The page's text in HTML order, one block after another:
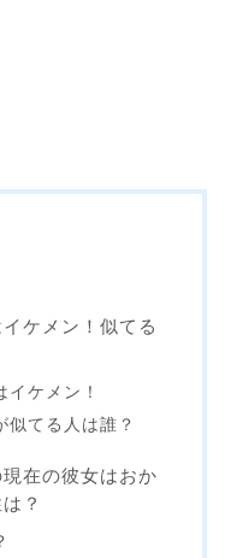
ケメン！似てる
イケメン！
似てる人は誰？
在の彼女はおか
？